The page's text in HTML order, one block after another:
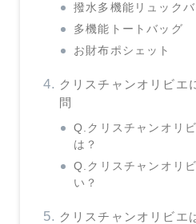
撥水多機能リュック
多機能トートバッグ
お財布ポシェット
クリスチャンオリビエ
問
Q.クリスチャンオリ
は？
Q.クリスチャンオリ
い？
クリスチャンオリビエ